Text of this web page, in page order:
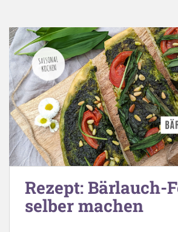
Rezept: Bärlauch-
selber machen